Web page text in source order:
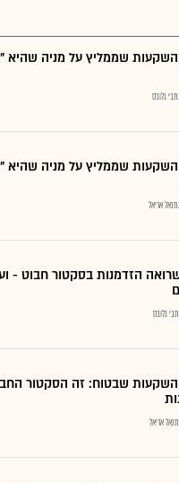
שממליץ על מניה שהיא
גלובס
שממליץ על מניה שהיא
נתנאל אריאל
הזדמנות בסקטור חבוט -
גלובס
שבטוח: זה הסקטור
אריאל